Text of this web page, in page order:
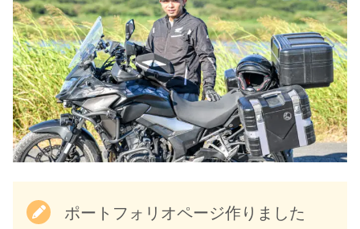
ポートフォリオページ作りました